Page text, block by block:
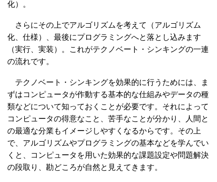
化）。
さらにその上でアルゴリズムを考えて（アルゴリズム
化、仕様）、最後にプログラミングへと落とし込みます
（実行、実装）。これがテクノベート・シンキングの一連
の流れです。
テクノベート・シンキングを効果的に行うためには、ま
ずはコンピュータが作動する基本的な仕組みやデータの種
類などについて知っておくことが必要です。それによって
コンピュータの得意なこと、苦手なことが分かり、人間と
の最適な分業もイメージしやすくなるからです。その上
で、アルゴリズムやプログラミングの基本などを学んでい
くと、コンピュータを用いた効果的な課題設定や問題解決
の段取り、勘どころが自然と見えてきます。